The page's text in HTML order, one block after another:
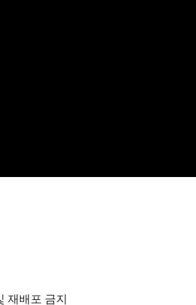
재배포 금지